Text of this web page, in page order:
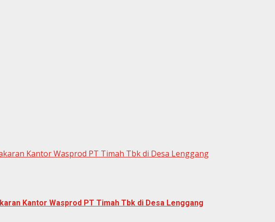
Kantor Wasprod PT Timah Tbk di Desa Lenggang
Kantor Wasprod PT Timah Tbk di Desa Lenggang